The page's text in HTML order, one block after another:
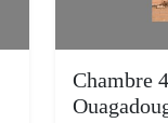
Chambre